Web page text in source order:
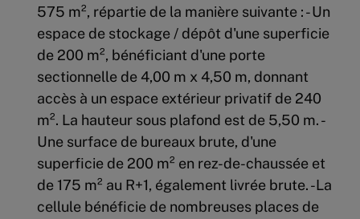
575 m², répartie de la manière suivante : - Un
espace de stockage / dépôt d'une superficie
de 200 m², bénéficiant d'une porte
sectionnelle de 4,00 m x 4,50 m, donnant
accès à un espace extérieur privatif de 240
m². La hauteur sous plafond est de 5,50 m. -
Une surface de bureaux brute, d'une
superficie de 200 m² en rez-de-chaussée et
de 175 m² au R+1, également livrée brute. -La
cellule bénéficie de nombreuses places de